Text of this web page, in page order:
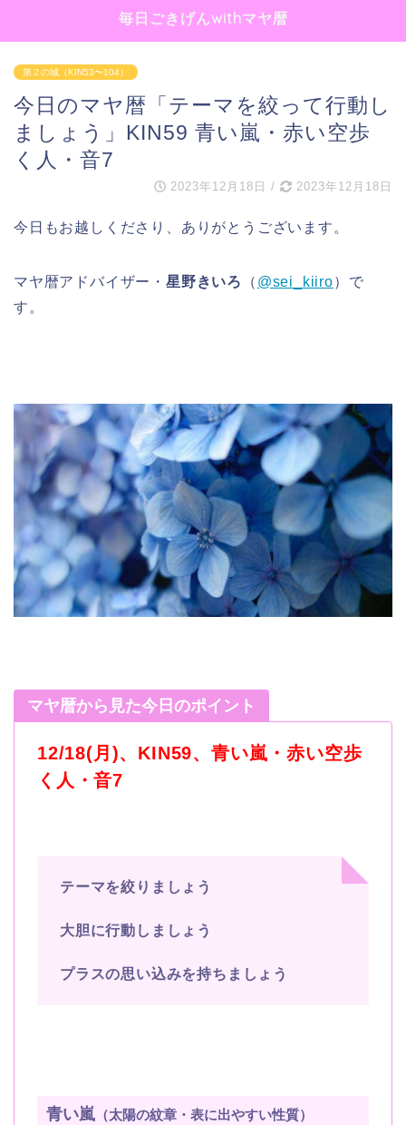
毎日ごきげんwithマヤ暦
第２の城（KIN53〜104）
今日のマヤ暦「テーマを絞って行動し
ましょう」KIN59 青い嵐・赤い空歩
く人・音7
2023年12月18日 / 2023年12月18日
今日もお越しくださり、ありがとうございます。
マヤ暦アドバイザー・ 星野きいろ （ @sei_kiiro）で
す。
マヤ暦から見た今日のポイント
12/18(月 )、 KIN59、青い嵐・赤い空歩
く人・音7
テーマを絞りましょう
大胆に行動しましょう
プラスの思い込みを持ちましょう
青い嵐 （太陽の紋章・表に出やすい性質）